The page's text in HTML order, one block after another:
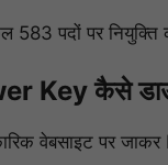
583 पदों पर नियुक्ति
Key कैसे
वेबसाइट पर